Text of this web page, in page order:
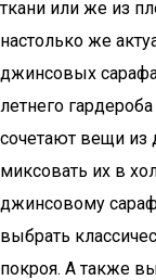
ткани или же из
настолько же
джинсовых
летнего
сочетают вещи
миксовать их в
джинсовому
выбрать
покроя. А также